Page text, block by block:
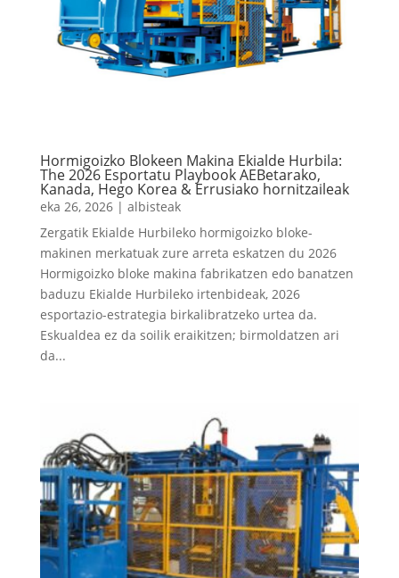
Hormigoizko Blokeen Makina Ekialde Hurbila:
The 2026 Esportatu Playbook AEBetarako,
Kanada, Hego Korea & Errusiako hornitzaileak
eka 26, 2026| albisteak
Zergatik Ekialde Hurbileko hormigoizko bloke-
makinen merkatuak zure arreta eskatzen du 2026
Hormigoizko bloke makina fabrikatzen edo banatzen
baduzu Ekialde Hurbileko irtenbideak, 2026
esportazio-estrategia birkalibratzeko urtea da.
Eskualdea ez da soilik eraikitzen; birmoldatzen ari
da...